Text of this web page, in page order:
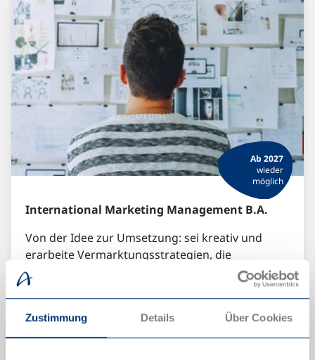
Zustimmung Details Über Cookies
Ab 2027
wieder
möglich
International Marketing Management B.A.
Von der Idee zur Umsetzung: sei kreativ und
erarbeite Vermarktungsstrategien, die
überzeugen.
international ausgerichteter Studiengang an
der accadis Bad Homburg